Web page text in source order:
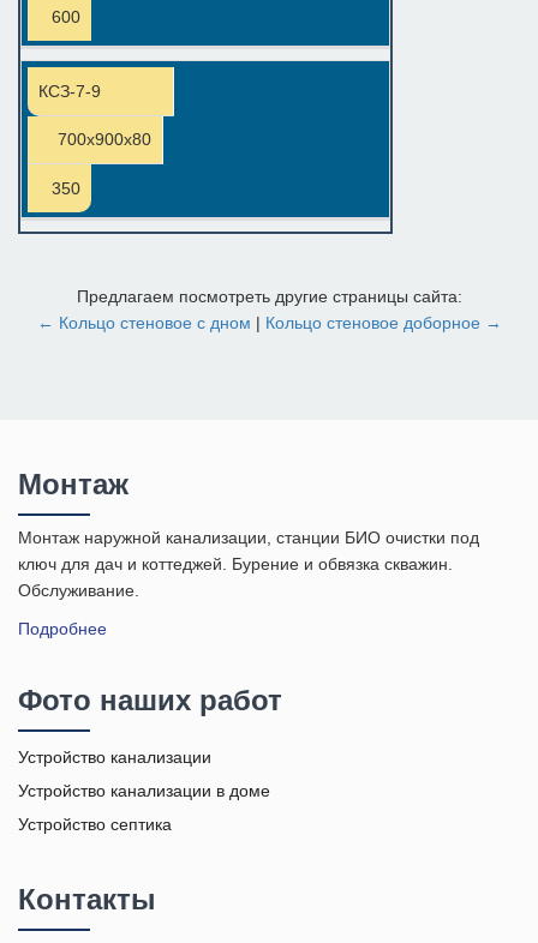
600
КСЗ-7-9
700х900х80
350
Предлагаем посмотреть другие страницы сайта:
← Кольцо стеновое с дном | Кольцо стеновое доборное →
Монтаж
Монтаж наружной канализации, станции БИО очистки под
ключ для дач и коттеджей. Бурение и обвязка скважин.
Обслуживание.
Подробнее
Фото наших работ
Устройство канализации
Устройство канализации в доме
Устройство септика
Контакты